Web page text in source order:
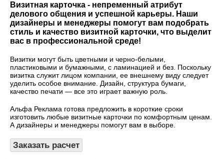
Визитная карточка - непременный атрибут
делового общения и успешной карьеры. Наши
дизайнеры и менеджеры помогут вам подобрать
стиль и качество визитной карточки, что выделит
вас в профессиональной среде!
Визитки могут быть цветными и черно-белыми,
пластиковыми и бумажными, с ламинацией и без. Поскольку
визитка служит лицом компании, ее внешнему виду следует
уделить особое внимание. Дизайн, структура бумаги,
качество печати — все это играет важную роль.
Альфа Реклама готова предложить в короткие сроки
изготовить любые визитные карточки по комфортным ценам.
А дизайнеры и менеджеры помогут вам в выборе.
Заказать расчет